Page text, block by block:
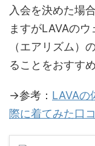
入会を決めた場
ますがLAVAの
（エアリズム）
ることをおすす
→参考： LAVAの
際に着てみた口